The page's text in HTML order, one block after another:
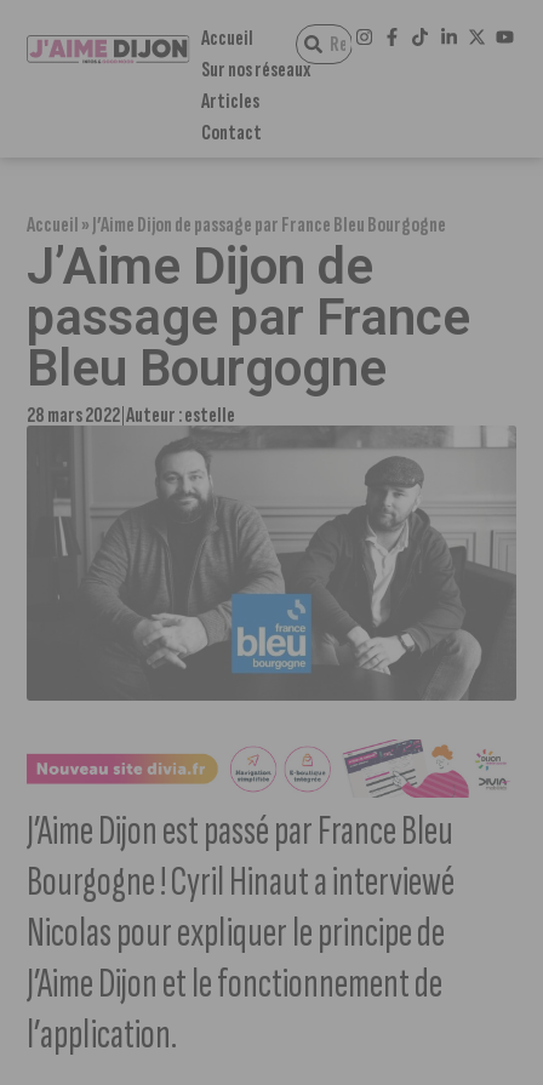
Accueil
Sur nos réseaux
Articles
Contact
Accueil»J’Aime Dijon de passage par France Bleu Bourgogne
J’Aime Dijon de
passage par France
Bleu Bourgogne
28 mars 2022 Auteur :estelle
J’Aime Dijon est passé par France Bleu
Bourgogne ! Cyril Hinaut a interviewé
Nicolas pour expliquer le principe de
J’Aime Dijon et le fonctionnement de
l’application.